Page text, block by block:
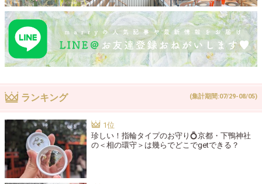
ランキング (集計期間:07/29-08/05)
珍しい！指輪タイプのお守り💍京都・下鴨神社
の＜相の環守＞は幾らでどこでgetできる？